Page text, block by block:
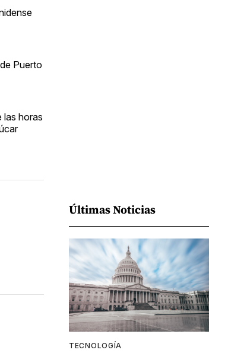
Puerto
las horas
Últimas Noticias
TECNOLOGÍA